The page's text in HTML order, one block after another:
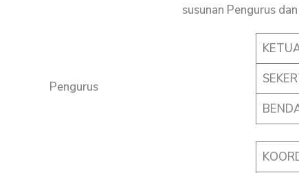
susunan Pengurus
Pengurus